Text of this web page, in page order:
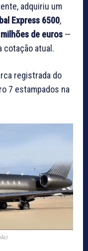
adquiriu um
Express 6500,
de euros —
cotação atual.
registrada do
7 estampados na